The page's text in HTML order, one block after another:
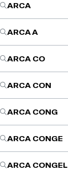
ARCA
ARCA A
ARCA CO
ARCA CON
ARCA CONG
ARCA CONGE
ARCA CONGEL